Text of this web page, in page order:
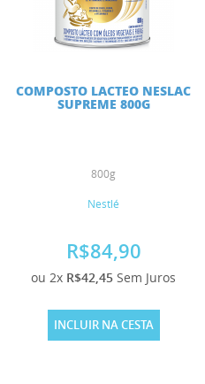
COMPOSTO LACTEO NESLAC
SUPREME 800G
800g
Nestlé
R$84,90
ou 2x R$42,45 Sem Juros
INCLUIR NA CESTA